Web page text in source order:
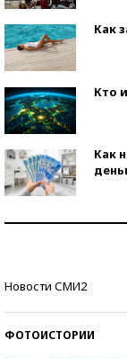
Как
Кто
Как
Новости СМИ2
ФОТОИСТОРИИ